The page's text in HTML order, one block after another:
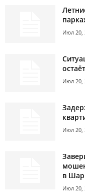
Июл 20,
Июл 20,
Июл 20,
в
Июл 20,